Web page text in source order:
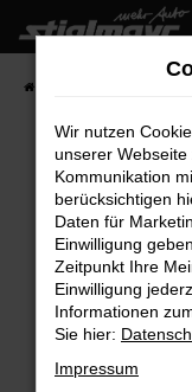
Zum
Hauptinhalt
springen
Fehler:
Beim Laden ist
Hier sind ein
Überprüfe
Laden
Wir nutzen
unserer
Kommunikation
berücksichtigen
Daten für
Einwilligung
Zeitpunkt Ihre
Einwilligung
Informationen
Sie hier:
Impressum